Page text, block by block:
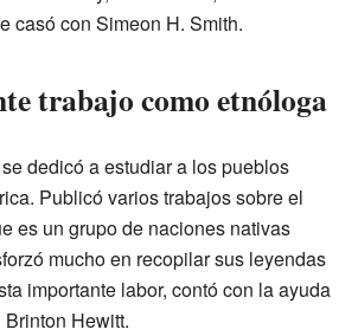
casó con Simeon H. Smith.
trabajo como etnóloga
dedicó a estudiar a los pueblos
Publicó varios trabajos sobre el
es un grupo de naciones nativas
mucho en recopilar sus leyendas
importante labor, contó con la ayuda
Hewitt.